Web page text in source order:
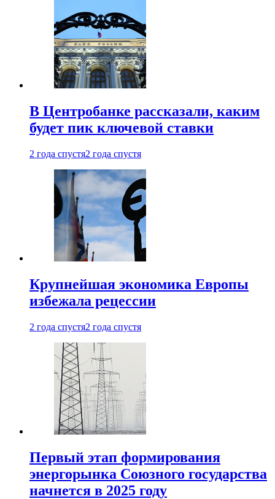
В Центробанке рассказали, каким
будет пик ключевой ставки
2 года спустя2 года спустя
Крупнейшая экономика Европы
избежала рецессии
2 года спустя2 года спустя
Первый этап формирования
энергорынка Союзного государства
начнется в 2025 году